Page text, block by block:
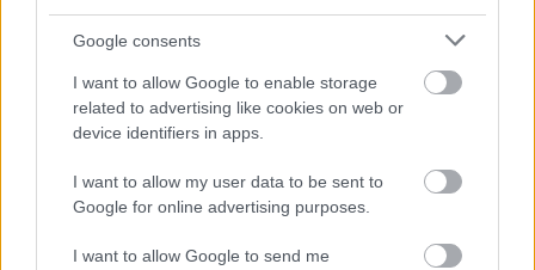
Google consents
I want to allow Google to enable storage
related to advertising like cookies on web or
device identifiers in apps.
I want to allow my user data to be sent to
Google for online advertising purposes.
I want to allow Google to send me